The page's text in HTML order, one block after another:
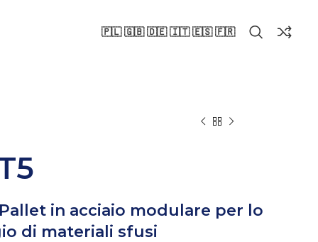
🇵🇱 🇬🇧 🇩🇪 🇮🇹 🇪🇸 🇫🇷
Pallet in acciaio modulare per lo
di materiali sfusi